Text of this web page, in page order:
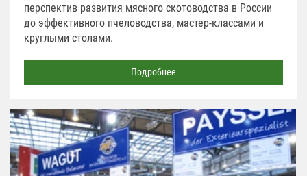
перспектив развития мясного скотоводства в России
до эффективного пчеловодства, мастер-классами и
круглыми столами.
Подробнее